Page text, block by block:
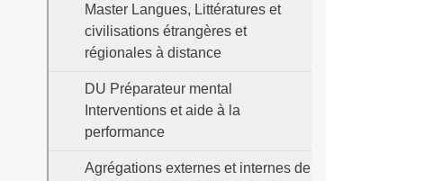
Master Langues, Littératures et
civilisations étrangères et
régionales à distance
DU Préparateur mental
Interventions et aide à la
performance
Agrégations externes et internes de